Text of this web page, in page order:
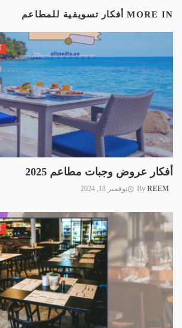
MORE IN أفكار تسويقية للمطاعم
أفكار عروض وجبات مطاعم 2025
By REEM نوفمبر 18, 2024